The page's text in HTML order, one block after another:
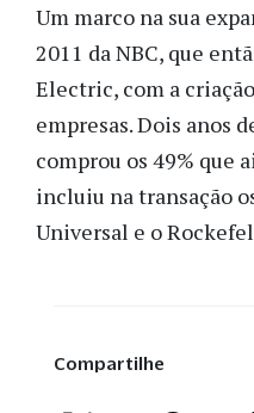
Um marco na sua
2011 da NBC, que
Electric, com a
empresas. Dois anos
comprou os 49% que
incluiu na transação
Universal e o
Compartilhe